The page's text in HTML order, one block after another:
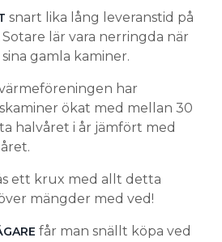
snart lika lång leveranstid på
lär vara nerringda när
gamla kaminer.
har
ökat med mellan 30
halvåret i år jämfört med
ett krux med allt detta
mängder med ved!
får man snällt köpa ved